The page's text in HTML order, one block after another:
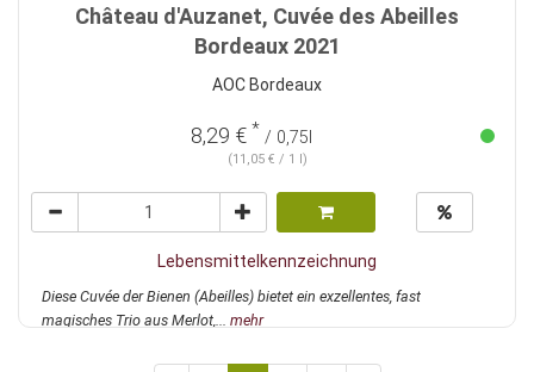
Château d'Auzanet, Cuvée des Abeilles
Bordeaux 2021
AOC Bordeaux
8,29 € * / 0,75l
(11,05 € / 1 l)
Lebensmittelkennzeichnung
Diese Cuvée der Bienen (Abeilles) bietet ein exzellentes, fast
magisches Trio aus Merlot,... mehr